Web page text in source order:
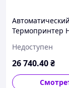
Термопринтер
380F/W
Недоступен
26 740.40₴